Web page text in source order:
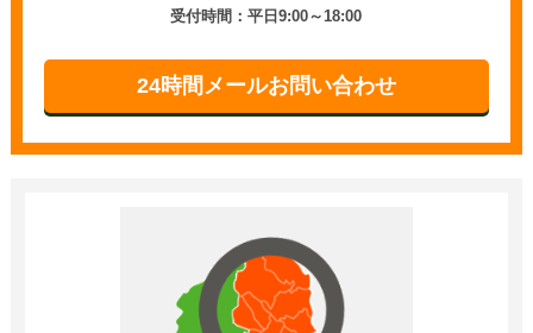
受付時間：平日9:00～18:00
24時間メールお問い合わせ